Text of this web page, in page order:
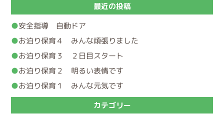
最近の投稿
安全指導 自動ドア
お泊り保育４ みんな頑張りました
お泊り保育３ ２日目スタート
お泊り保育２ 明るい表情です
お泊り保育１ みんな元気です
カテゴリー